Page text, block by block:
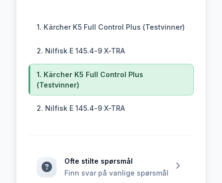
1. Kärcher K5 Full Control Plus (Testvinner)
2. Nilfisk E 145.4-9 X-TRA
1. Kärcher K5 Full Control Plus
(Testvinner)
2. Nilfisk E 145.4-9 X-TRA
Ofte stilte spørsmål
Finn svar på vanlige spørsmål